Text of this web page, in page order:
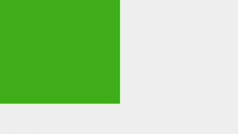
Hautgefühl.